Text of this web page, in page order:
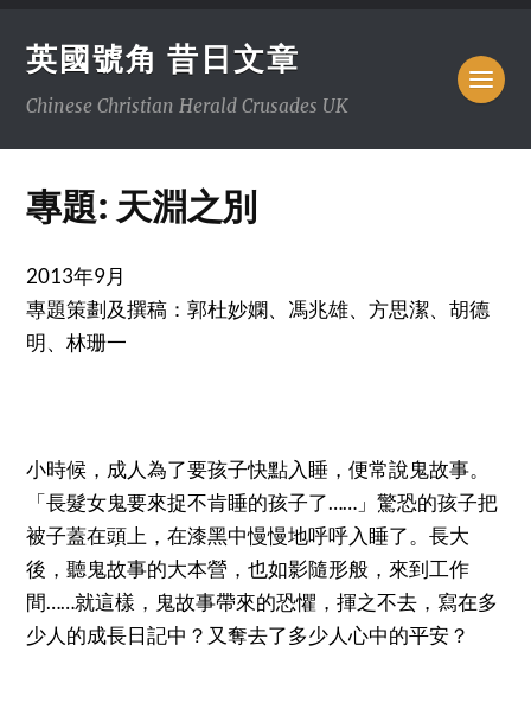
英國號角 昔日文章
Chinese Christian Herald Crusades UK
專題: 天淵之別
2013年9月
專題策劃及撰稿：郭杜妙嫻、馮兆雄、方思潔、胡德
明、林珊一
小時候，成人為了要孩子快點入睡，便常說鬼故事。
「長髮女鬼要來捉不肯睡的孩子了……」驚恐的孩子把
被子蓋在頭上，在漆黑中慢慢地呼呼入睡了。長大
後，聽鬼故事的大本營，也如影隨形般，來到工作
間……就這樣，鬼故事帶來的恐懼，揮之不去，寫在多
少人的成長日記中？又奪去了多少人心中的平安？